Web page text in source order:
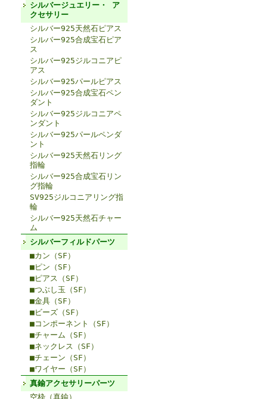
シルバージュエリー・ ア
クセサリー
シルバー925天然石ピアス
シルバー925合成宝石ピア
ス
シルバー925ジルコニアピ
アス
シルバー925パールピアス
シルバー925合成宝石ペン
ダント
シルバー925ジルコニアペ
ンダント
シルバー925パールペンダ
ント
シルバー925天然石リング
指輪
シルバー925合成宝石リン
グ指輪
SV925ジルコニアリング指
輪
シルバー925天然石チャー
ム
シルバーフィルドパーツ
■カン（SF）
■ピン（SF）
■ピアス（SF）
■つぶし玉（SF）
■金具（SF）
■ビーズ（SF）
■コンポーネント（SF）
■チャーム（SF）
■ネックレス（SF）
■チェーン（SF）
■ワイヤー（SF）
真鍮アクセサリーパーツ
空枠（真鍮）